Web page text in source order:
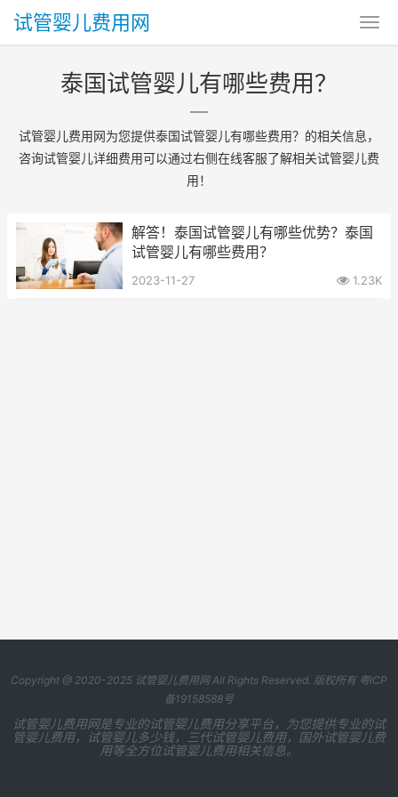
试管婴儿费用网
泰国试管婴儿有哪些费用？
试管婴儿费用网为您提供泰国试管婴儿有哪些费用？的相关信息，
咨询试管婴儿详细费用可以通过右侧在线客服了解相关试管婴儿费
用！
解答！泰国试管婴儿有哪些优势？泰国
试管婴儿有哪些费用？
2023-11-27 1.23K
Copyright @ 2020-2025 试管婴儿费用网All Rights Reserved. 版权所有 粤ICP
备19158588号
试管婴儿费用网是专业的试管婴儿费用分享平台，为您提供专业的试
管婴儿费用，试管婴儿多少钱，三代试管婴儿费用，国外试管婴儿费
用等全方位试管婴儿费用相关信息。